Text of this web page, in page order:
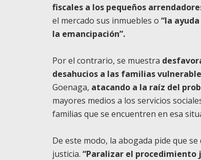
fiscales a los pequeños
el mercado sus inmuebles o “la
la emancipación”.
Por el contrario, se muestra
desahucios a las familias
Goenaga, atacando a la raíz del
mayores medios a los servicios
familias que se encuentren en esa
De este modo, la abogada pide que
justicia. “Paralizar el procedimiento